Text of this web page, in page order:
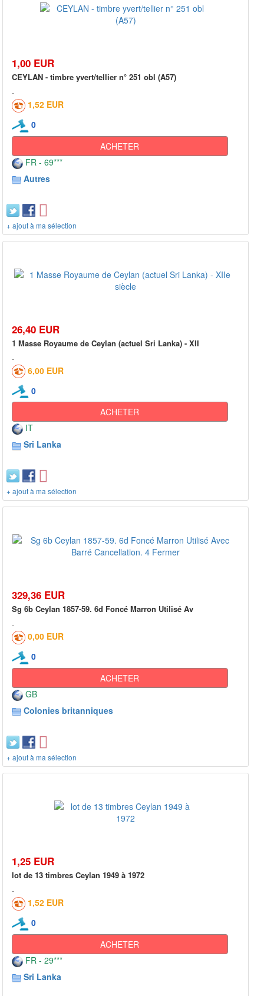
1,00 EUR
CEYLAN - timbre yvert/tellier n° 251 obl (A57)
1,52 EUR
0
ACHETER
FR - 69***
Autres
+ ajout à ma sélection
26,40 EUR
1 Masse Royaume de Ceylan (actuel Sri Lanka) - XII
6,00 EUR
0
ACHETER
IT
Sri Lanka
+ ajout à ma sélection
329,36 EUR
Sg 6b Ceylan 1857-59. 6d Foncé Marron Utilisé Av
0,00 EUR
0
ACHETER
GB
Colonies britanniques
+ ajout à ma sélection
1,25 EUR
lot de 13 timbres Ceylan 1949 à 1972
1,52 EUR
0
ACHETER
FR - 29***
Sri Lanka